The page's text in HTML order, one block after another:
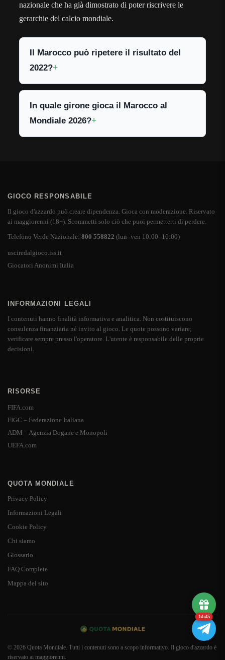
nazionale che ha già dimostrato di poter riscrivere le
gerarchie del calcio mondiale.
Il Marocco può ripetere il risultato del
2022?
In quale girone gioca il Marocco al
Mondiale 2026?
GIOCO RESPONSABILE
Il gioco d'azzardo può creare dipendenza. Gioca con moderazione. Riservato
ai maggiorenni (18+). Scommetti solo ciò che puoi permetterti di perdere.
Telefono Verde Nazionale: 800 558822 (lun–ven 10:00–16:00)
usciredalgioco.iss.it
Giocatori Anonimi Italia
INFORMAZIONI LEGALI
I contenuti hanno finalità informativa e analitica. Non costituiscono
consulenza finanziaria né invito al gioco. Le quote possono variare;
verificare sempre presso l'operatore. L'utente è responsabile delle proprie
decisioni.
RISORSE
FIFA.com
FIGC – Federazione Italiana
ADM – Agenzia Dogane e Monopoli
UEFA.com
QUOTA MONDIALE
Privacy Policy
Informazioni Legali
Cookie Policy
Chi siamo
Glossario
FAQ Complete
Mappa del sito
© 2026 Quota Mondiale. Tutti i contenuti sono a scopo informativo. Il gioco d'azzardo è
riservato ai maggiorenni.
14:45